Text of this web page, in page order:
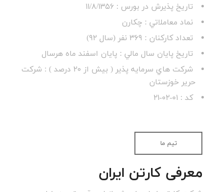
تاريخ پذيرش در بورس : 11/8/1356
نماد معاملاتي : چكارن
تعداد كاركنان : 369 نفر (سال 92)
تاريخ پايان سال مالي : پايان اسفند ماه هرسال
شركت هاي سرمايه پذير ( بيش از 20 درصد ) : شركت
حرير خوزستان
كد : 01-02-21
تیم ما
معرفی کارتن ایران